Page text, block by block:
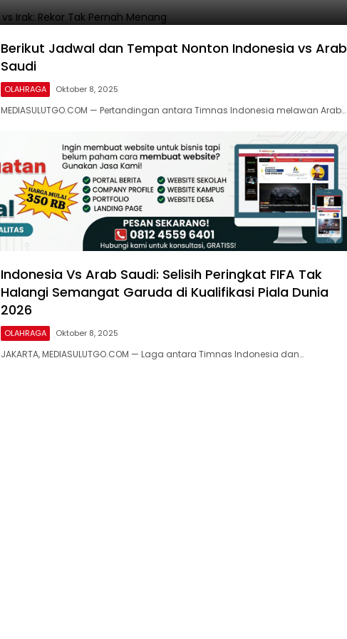
Berikut Jadwal dan Tempat Nonton Indonesia vs Arab
Saudi
OLAHRAGA Oktober 8, 2025
MEDIASULUTGO.COM — Pertandingan antara Timnas Indonesia melawan Arab…
Indonesia Vs Arab Saudi: Selisih Peringkat FIFA Tak
Halangi Semangat Garuda di Kualifikasi Piala Dunia
2026
OLAHRAGA Oktober 8, 2025
JAKARTA, MEDIASULUTGO.COM — Laga antara Timnas Indonesia dan…